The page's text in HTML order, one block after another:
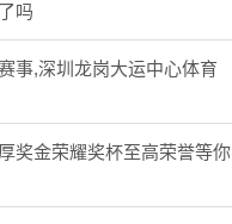
吗
事,深圳龙岗大运中心体育
奖金荣耀奖杯至高荣誉等你